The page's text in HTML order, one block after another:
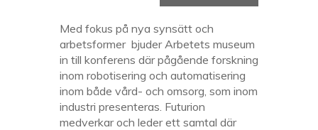
Med fokus på nya synsätt och
arbetsformer bjuder Arbetets museum
in till konferens där pågående forskning
inom robotisering och automatisering
inom både vård- och omsorg, som inom
industri presenteras. Futurion
medverkar och leder ett samtal där